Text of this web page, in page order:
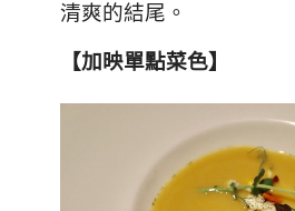
清爽的結尾。
【加映單點菜色】